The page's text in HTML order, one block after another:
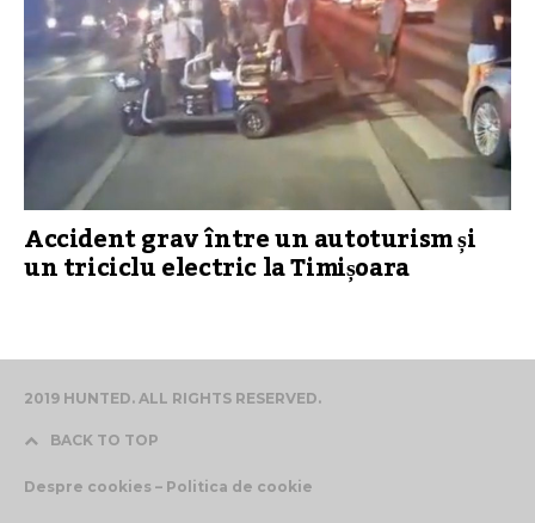
Accident grav între un autoturism și
un triciclu electric la Timișoara
2019 HUNTED. ALL RIGHTS RESERVED.
BACK TO TOP
Despre cookies – Politica de cookie